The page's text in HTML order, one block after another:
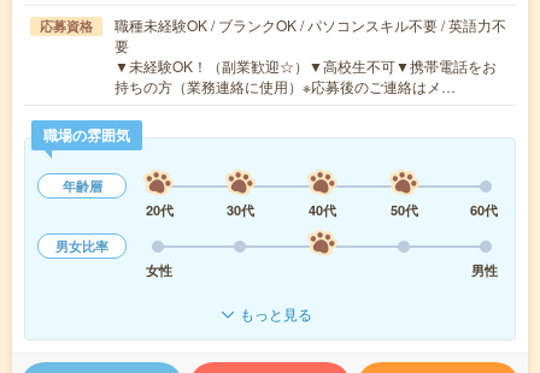
応募資格
職種未経験OK / ブランクOK / パソコンスキル不要 / 英語力不
要
▼未経験OK！（副業歓迎☆）▼高校生不可▼携帯電話をお
持ちの方（業務連絡に使用）※応募後のご連絡はメ…
職場の雰囲気
年齢層
20代
30代 40代 50代
60代
男女比率
女性
男性
もっと見る